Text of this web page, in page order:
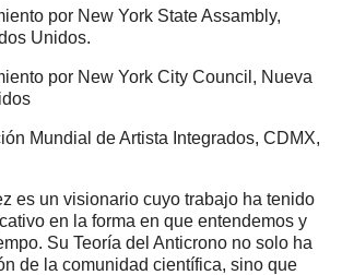
por New York State Assambly,
Unidos.
por New York City Council, Nueva
Mundial de Artista Integrados, CDMX,
es un visionario cuyo trabajo ha tenido
en la forma en que entendemos y
Su Teoría del Anticrono no solo ha
de la comunidad científica, sino que